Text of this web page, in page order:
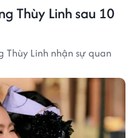
Thùy Linh sau 10
Thùy Linh nhận sự quan